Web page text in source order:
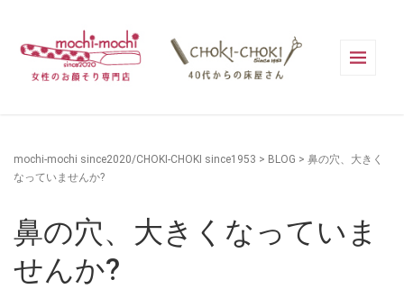
mochi-mochi since2020/CHOKI-CHOKI since1953 > BLOG > 鼻の穴、大きく
なっていませんか?
鼻の穴、大きくなっていま
せんか?